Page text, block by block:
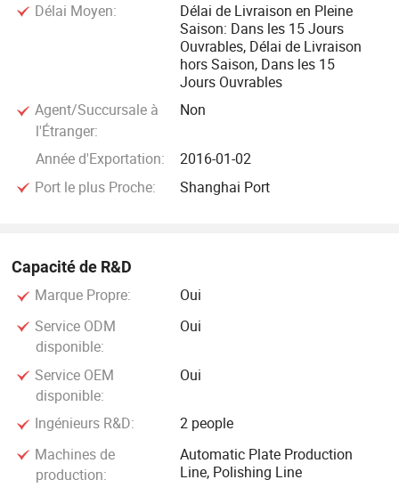
Délai Moyen:
Délai de Livraison en Pleine
Saison: Dans les 15 Jours
Ouvrables, Délai de Livraison
hors Saison, Dans les 15
Jours Ouvrables
Agent/Succursale à
l'Étranger:
Non
Année d'Exportation:
2016-01-02
Port le plus Proche:
Shanghai Port
Capacité de R&D
Marque Propre:
Oui
Service ODM
disponible:
Oui
Service OEM
disponible:
Oui
Ingénieurs R&D:
2 people
Machines de
production:
Automatic Plate Production
Line, Polishing Line